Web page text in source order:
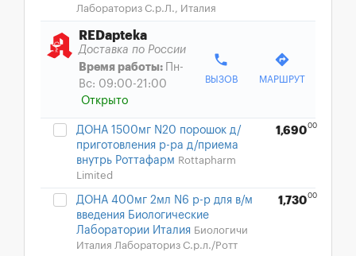
Лабораториз С.р.Л., Италия
REDapteka
Доставка по России
Время работы:
Пн-
Вс: 09:00-21:00
Открыто
phone
ВЫЗОВ
directions
МАРШРУТ
ДОНА 1500мг N20 порошок д/
приготовления р-ра д/приема
внутрь Роттафарм Rottapharm
Limited
1,69000
ДОНА 400мг 2мл N6 р-р для в/м
введения Биологические
Лаборатории Италия Биологичи
Италия Лабораториз С.р.л./Ротт
1,73000